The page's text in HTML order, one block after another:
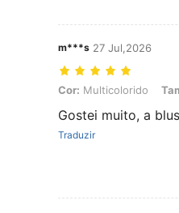
m***s 27 Jul,2026
Cor: Multicolorido,
Cor: Multicolorido
Gostei muito, a
Traduzir